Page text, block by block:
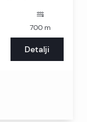
700 m
Detalji